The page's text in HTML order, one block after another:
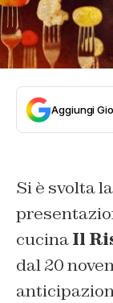
Aggiungi
Si è svolta
cucinaIl
dal 20